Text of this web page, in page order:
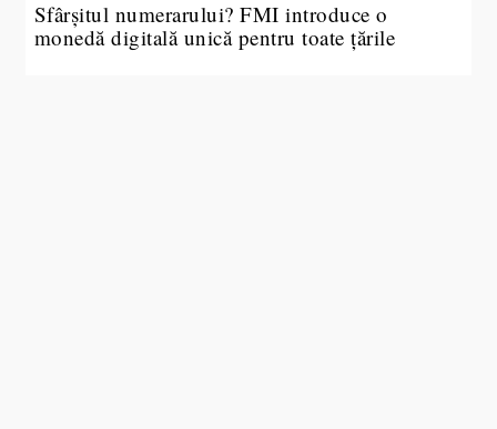
Sfârșitul numerarului? FMI introduce o
monedă digitală unică pentru toate țările